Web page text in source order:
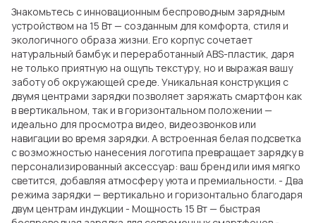
Знакомьтесь с инновационным беспроводным зарядным
устройством на 15 Вт — созданным для комфорта, стиля и
экологичного образа жизни. Его корпус сочетает
натуральный бамбук и переработанный ABS-пластик, даря
не только приятную на ощупь текстуру, но и выражая вашу
заботу об окружающей среде. Уникальная конструкция с
двумя центрами зарядки позволяет заряжать смартфон как
в вертикальном, так и в горизонтальном положении —
идеально для просмотра видео, видеозвонков или
навигации во время зарядки. А встроенная белая подсветка
с возможностью нанесения логотипа превращает зарядку в
персонализированный аксессуар: ваш бренд или имя мягко
светится, добавляя атмосферу уюта и премиальности. - Два
режима зарядки — вертикально и горизонтально благодаря
двум центрам индукции - Мощность 15 Вт — быстрая